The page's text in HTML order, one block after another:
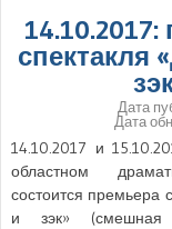
спектакля
Дата
Дата
14.10.2017 и
областном
состоится премьера
и зэк» (смешная